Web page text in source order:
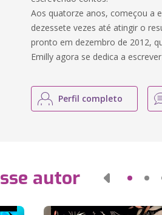
Aos quatorze anos, começou a
dezessete vezes até atingir o
pronto em dezembro de 2012,
Emilly agora se dedica a
Perfil completo
autor